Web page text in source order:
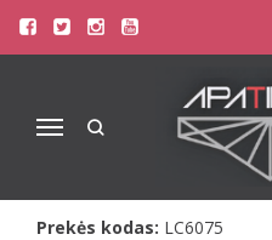
Navigacija
Pagrindinis Apatinis Trikotažas
LivCo seksualūs stringai BRANTA
LIVCO
Prekės kodas: LC6075